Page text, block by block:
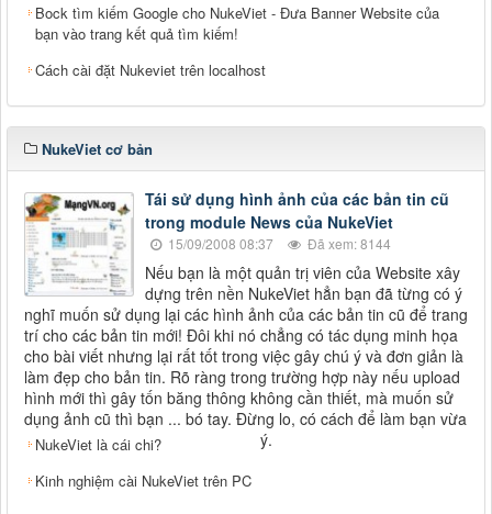
Bock tìm kiếm Google cho NukeViet - Đưa Banner Website của
bạn vào trang kết quả tìm kiếm!
Cách cài đặt Nukeviet trên localhost
NukeViet cơ bản
Tái sử dụng hình ảnh của các bản tin cũ
trong module News của NukeViet
15/09/2008 08:37 Đã xem: 8144
Nếu bạn là một quản trị viên của Website xây
dựng trên nền NukeViet hẳn bạn đã từng có ý
nghĩ muốn sử dụng lại các hình ảnh của các bản tin cũ để trang
trí cho các bản tin mới! Đôi khi nó chẳng có tác dụng minh họa
cho bài viết nhưng lại rất tốt trong việc gây chú ý và đơn giản là
làm đẹp cho bản tin. Rõ ràng trong trường hợp này nếu upload
hình mới thì gây tốn băng thông không cần thiết, mà muốn sử
dụng ảnh cũ thì bạn ... bó tay. Đừng lo, có cách để làm bạn vừa
ý.
NukeViet là cái chi?
Kinh nghiệm cài NukeViet trên PC